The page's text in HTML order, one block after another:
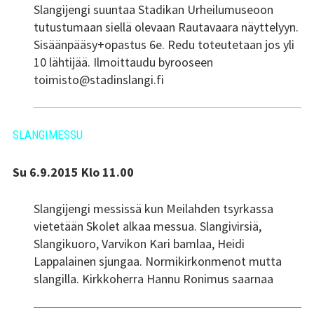
Tsilari 2019
Tsilari 2018
Tsilari 2017
Tsilari 2016
Tsilari 2015
Tsilari 2014
Tsilari 2013
Tsilari 2012
Stadin Friidut ja Stadin
Kundit
Slangijengi suuntaa Stadikan Urheilumuseoon
tutustumaan siellä olevaan Rautavaara näyttelyyn.
Sisäänpääsy+opastus 6e. Redu toteutetaan jos yli
10 lähtijää. Ilmoittaudu byrooseen
toimisto@stadinslangi.fi
SLANGIMESSU
Su 6.9.2015 Klo 11.00
Slangijengi messissä kun Meilahden tsyrkassa
vietetään Skolet alkaa messua. Slangivirsiä,
Slangikuoro, Varvikon Kari bamlaa, Heidi
Lappalainen sjungaa. Normikirkonmenot mutta
slangilla. Kirkkoherra Hannu Ronimus saarnaa